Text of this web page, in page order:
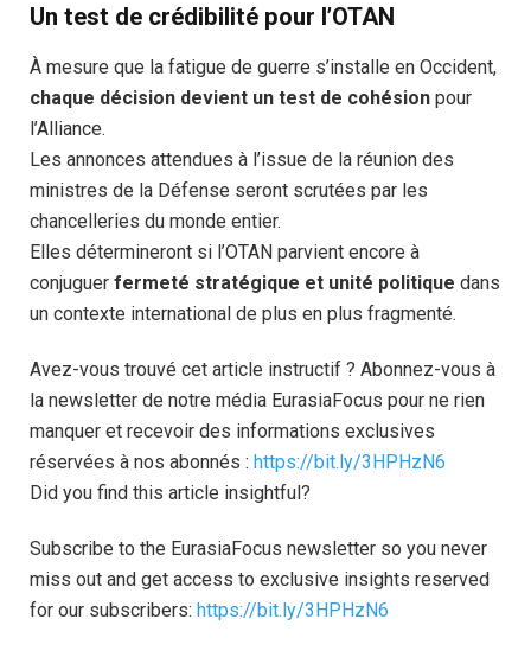
Un test de crédibilité pour l’OTAN
À mesure que la fatigue de guerre s’installe en Occident,
chaque décision devient un test de cohésion pour
l’Alliance.
Les annonces attendues à l’issue de la réunion des
ministres de la Défense seront scrutées par les
chancelleries du monde entier.
Elles détermineront si l’OTAN parvient encore à
conjuguer fermeté stratégique et unité politique dans
un contexte international de plus en plus fragmenté.
Avez-vous trouvé cet article instructif ? Abonnez-vous à
la newsletter de notre média EurasiaFocus pour ne rien
manquer et recevoir des informations exclusives
réservées à nos abonnés : https://bit.ly/3HPHzN6
Did you find this article insightful?
Subscribe to the EurasiaFocus newsletter so you never
miss out and get access to exclusive insights reserved
for our subscribers: https://bit.ly/3HPHzN6